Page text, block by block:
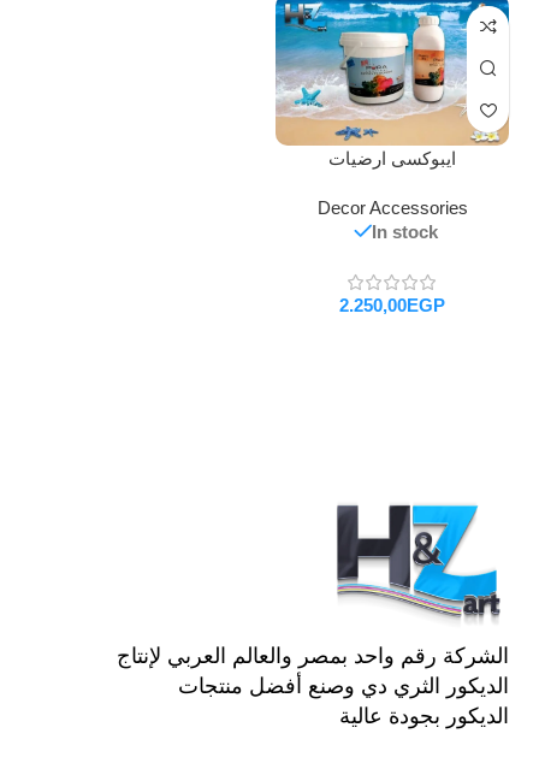
ايبوكسى ارضيات
Decor Accessories
In stock
EGP
الشركة رقم واحد بمصر والعالم العربي لإنتاج
الديكور الثري دي وصنع أفضل منتجات
الديكور بجودة عالية